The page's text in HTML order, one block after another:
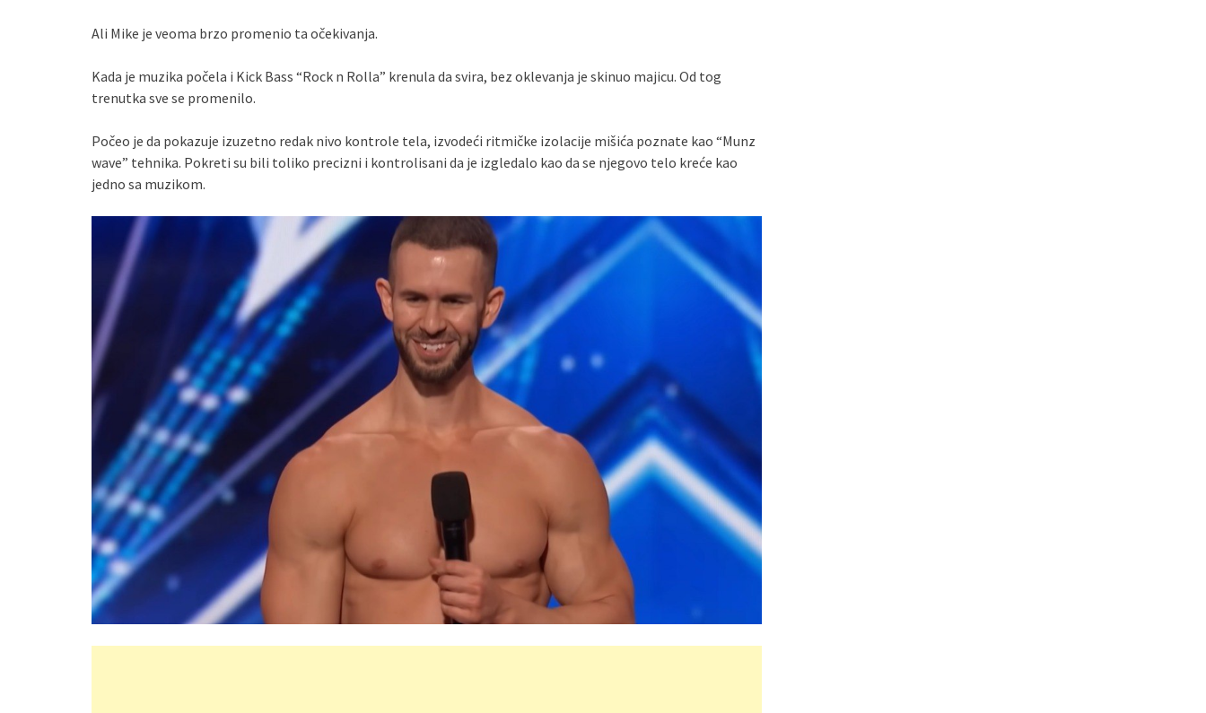
Ali Mike je veoma brzo promenio ta očekivanja.
Kada je muzika počela i Kick Bass “Rock n Rolla” krenula da svira, bez oklevanja je skinuo majicu. Od tog
trenutka sve se promenilo.
Počeo je da pokazuje izuzetno redak nivo kontrole tela, izvodeći ritmičke izolacije mišića poznate kao “Munz
wave” tehnika. Pokreti su bili toliko precizni i kontrolisani da je izgledalo kao da se njegovo telo kreće kao
jedno sa muzikom.